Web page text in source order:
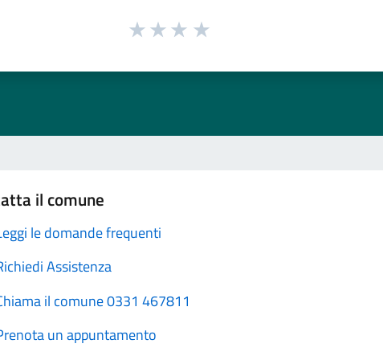
il comune
le domande frequenti
Assistenza
il comune 0331 467811
un appuntamento